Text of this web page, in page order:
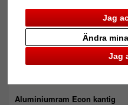
Jag
Jag
Ändra
Aluminiumram Econ kantig